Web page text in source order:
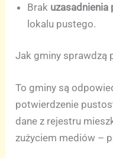
Brak uzasadnienia
lokalu pustego.
Jak gminy sprawdzą
To gminy są
potwierdzenie
dane z rejestru
zużyciem mediów –